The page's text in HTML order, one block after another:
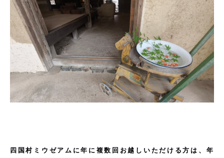
四国村ミウゼアムに年に複数回お越しいただける方は、年